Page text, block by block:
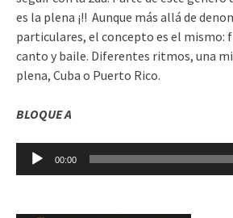
es la plena ¡!! Aunque más allá de
particulares, el concepto es el mismo:
canto y baile. Diferentes ritmos, una
plena, Cuba o Puerto Rico.
BLOQUE A
Reproductor
00:00